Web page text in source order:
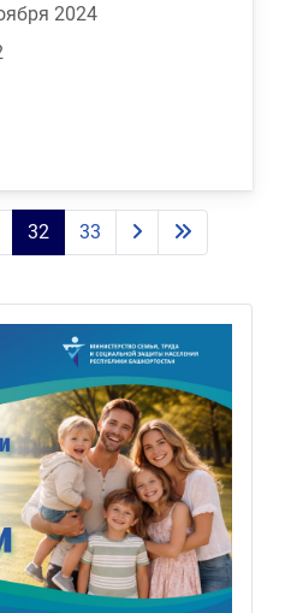
2024
32 33